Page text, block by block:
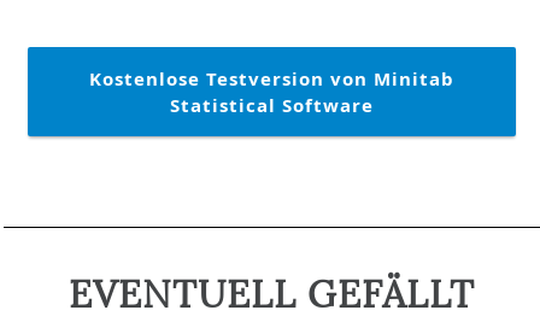
Kostenlose Testversion von Minitab
Statistical Software
EVENTUELL GEFÄLLT